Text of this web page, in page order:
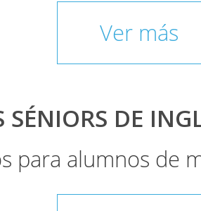
Ver más
SÉNIORS DE
para alumnos de